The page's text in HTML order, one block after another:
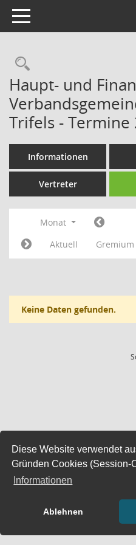
Diese Website verwendet
Gründen Cookies (Session-
Informationen
Ablehnen
Toggle navigation
Haupt- und
Trifels - Termine
Informationen
Vertreter
Monat
Aktuell
Keine Daten gefunden.